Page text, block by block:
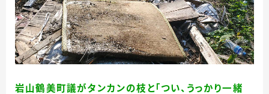
岩山鶴美町議がタンカンの枝と「つい、うっかり一緒